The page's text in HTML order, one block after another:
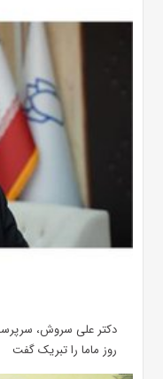
دکتر علی سروش،
روز ماما را تبریک گفت